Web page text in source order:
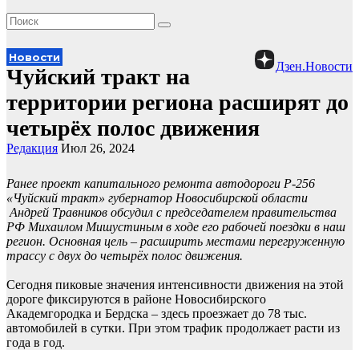
Дзен.Новости
Новости
Чуйский тракт на
территории региона расширят до
четырёх полос движения
Редакция Июл 26, 2024
Ранее проект капитального ремонта автодороги Р-256
«Чуйский тракт» губернатор Новосибирской области
Андрей Травников обсудил с председателем правительства
РФ Михаилом Мишустиным в ходе его рабочей поездки в наш
регион. Основная цель – расширить местами перегруженную
трассу с двух до четырёх полос движения.
Сегодня пиковые значения интенсивности движения на этой
дороге фиксируются в районе Новосибирского
Академгородка и Бердска – здесь проезжает до 78 тыс.
автомобилей в сутки. При этом трафик продолжает расти из
года в год.